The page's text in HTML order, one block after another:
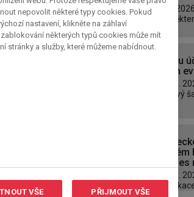
záložník
posléze
let.
25.3.
pro
Jistou
sedm
18. 11.
světový
již
17. 11.
nepovolit některé typy cookies. Pokud
nastavení, klikněte na záhlaví
některých typů cookies může mít
stránky a služby, které můžeme nabídnout.
VŠE PŘIJMOUT VŠE